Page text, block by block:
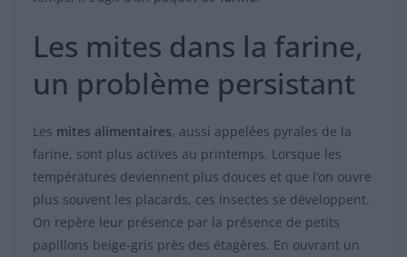
Les mites dans la farine,
un problème persistant
Les mites alimentaires, aussi appelées pyrales de la
farine, sont plus actives au printemps. Lorsque les
températures deviennent plus douces et que l’on ouvre
plus souvent les placards, ces insectes se développent.
On repère leur présence par la présence de petits
papillons beige-gris près des étagères. En ouvrant un